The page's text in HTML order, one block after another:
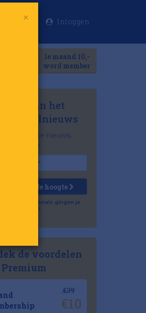
Inloggen
1e maand 10,-
word member
niets van het
retailnieuws
belangrijkste nieuws,
in je inbox
mij op de hoogte
professionals gingen je
voor!
de voordelen
€39
€10